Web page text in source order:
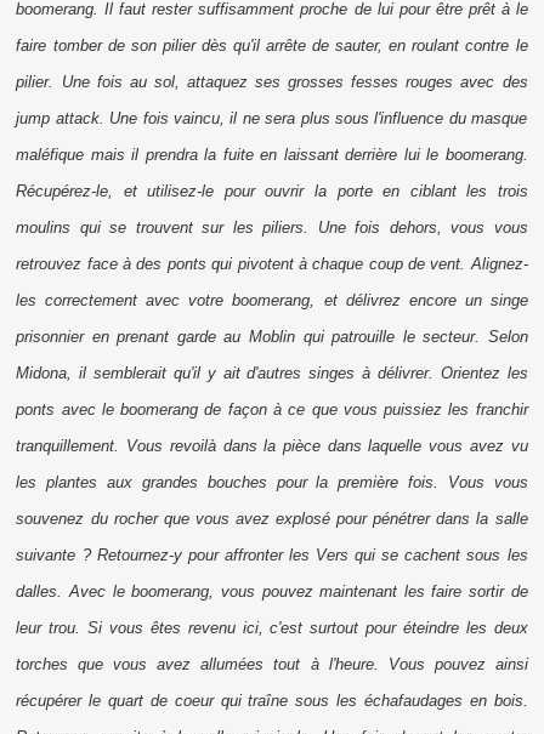
boomerang. Il faut rester suffisamment proche de lui pour être prêt à le
faire tomber de son pilier dès qu'il arrête de sauter, en roulant contre le
pilier. Une fois au sol, attaquez ses grosses fesses rouges avec des
jump attack. Une fois vaincu, il ne sera plus sous l'influence du masque
maléfique mais il prendra la fuite en laissant derrière lui le boomerang.
Récupérez-le, et utilisez-le pour ouvrir la porte en ciblant les trois
moulins qui se trouvent sur les piliers. Une fois dehors, vous vous
retrouvez face à des ponts qui pivotent à chaque coup de vent. Alignez-
les correctement avec votre boomerang, et délivrez encore un singe
prisonnier en prenant garde au Moblin qui patrouille le secteur. Selon
Midona, il semblerait qu'il y ait d'autres singes à délivrer. Orientez les
ponts avec le boomerang de façon à ce que vous puissiez les franchir
tranquillement. Vous revoilà dans la pièce dans laquelle vous avez vu
les plantes aux grandes bouches pour la première fois. Vous vous
souvenez du rocher que vous avez explosé pour pénétrer dans la salle
suivante ? Retournez-y pour affronter les Vers qui se cachent sous les
dalles. Avec le boomerang, vous pouvez maintenant les faire sortir de
leur trou. Si vous êtes revenu ici, c'est surtout pour éteindre les deux
torches que vous avez allumées tout à l'heure. Vous pouvez ainsi
récupérer le quart de coeur qui traîne sous les échafaudages en bois.